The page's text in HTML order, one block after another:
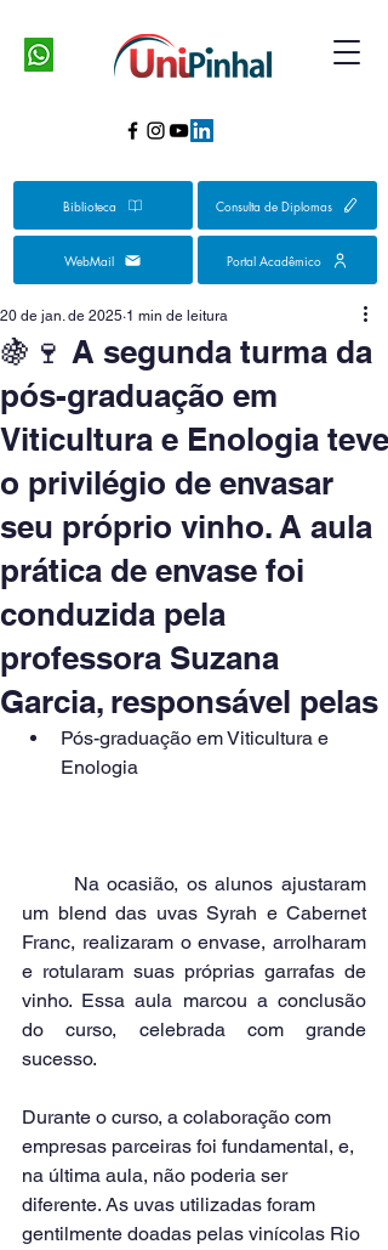
Biblioteca Consulta de Diplomas
WebMail Portal Acadêmico
🍇🍷 A segunda turma da
pós-graduação em
Viticultura e Enologia teve
o privilégio de envasar
seu próprio vinho. A aula
prática de envase foi
conduzida pela
professora Suzana
Garcia, responsável pelas
20 de jan. de 2025 1 min de leitura
Pós-graduação em Viticultura e
Enologia
um blend das uvas Syrah e Cabernet
Franc, realizaram o envase, arrolharam
e rotularam suas próprias garrafas de
vinho. Essa aula marcou a conclusão
do curso, celebrada com grande
sucesso.
Durante o curso, a colaboração com
empresas parceiras foi fundamental, e,
na última aula, não poderia ser
diferente. As uvas utilizadas foram
gentilmente doadas pelas vinícolas Rio